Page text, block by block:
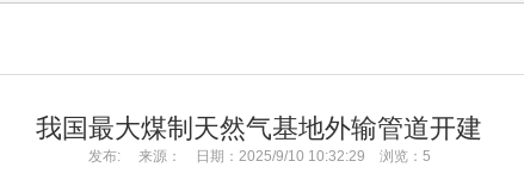
我国最大煤制天然气基地外输管道开建
发布: 来源： 日期：2025/9/10 10:32:29 浏览： 5